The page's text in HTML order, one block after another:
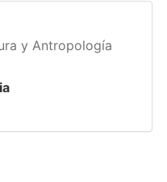
y Antropología